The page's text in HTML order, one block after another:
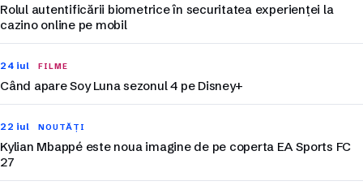
Rolul autentificării biometrice în securitatea experienței la
cazino online pe mobil
24 iul FILME
Când apare Soy Luna sezonul 4 pe Disney+
22 iul NOUTĂȚI
Kylian Mbappé este noua imagine de pe coperta EA Sports FC
27